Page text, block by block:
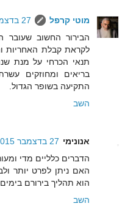
מוטי קרפל
27 בדצמבר 2015 בשעה 10:41
הבירור החשוב שעובר
לקראת קבלת האחריות
תנאי הכרחי על מנת
בריאים ומחוזקים
התקיעה בשופר הגדול.
השב
אנונימי 27 בדצמבר 2015 בשעה 13:57
הדברים כלליים מדי
האם ניתן לפרט יותר
הוא תהליך בירורם
השב